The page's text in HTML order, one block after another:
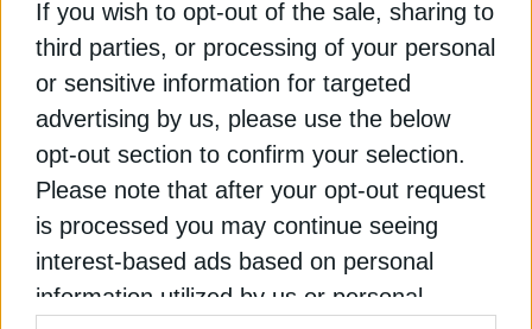
If you wish to opt-out of the sale, sharing to
third parties, or processing of your personal
or sensitive information for targeted
advertising by us, please use the below
opt-out section to confirm your selection.
Please note that after your opt-out request
is processed you may continue seeing
interest-based ads based on personal
information utilized by us or personal
περιοχής. Σύμφωνα με τους υπολογισμούς της
Hellenic Hydrogen, η μονάδα της Καρδιάς θα
μπορεί να καταναλώνει μείγμα φυσικού αερίου –
«πράσινου» υδρογόνου σε αναλογία 80%-20%,
καλύπτοντας τη μισή περίπου από την αρχική
δυναμικότητα του North-1, δηλαδή 20-25 MW.
Δεύτερος δυνητικός «πελάτης» της North 1 είναι
τα υδρογονοκίνητα οχήματα που μπορούν να
χρησιμοποιηθούν στις οδικές μεταφορές. Ο τρίτος
τρόπος διάθεσης του πράσινου υδρογόνου που